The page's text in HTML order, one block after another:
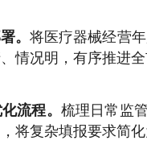
。将医疗器械经营
情况明，有序推进全
流程。 梳理日常监
将复杂填报要求简